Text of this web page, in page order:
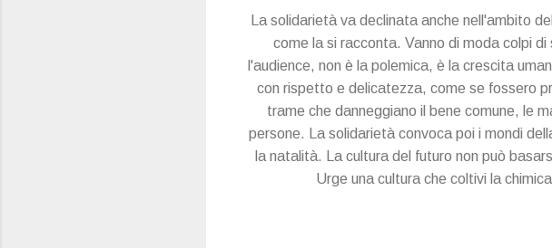
La solidarietà va declinata anche nell'ambito
come la si racconta. Vanno di moda colpi
l'audience, non è la polemica, è la crescita
con rispetto e delicatezza, come se fossero
trame che danneggiano il bene comune, le
persone. La solidarietà convoca poi i mondi
la natalità. La cultura del futuro non può
Urge una cultura che coltivi la